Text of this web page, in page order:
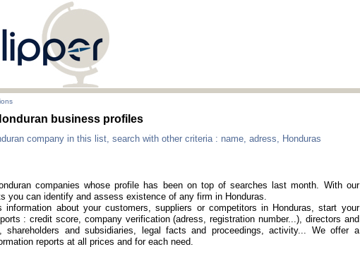
business profiles
company in this list, search with other criteria : name, adress, Honduras
companies whose profile has been on top of searches last month. With our
you can identify and assess existence of any firm in Honduras.
information about your customers, suppliers or competitors in Honduras, start your
: credit score, company verification (adress, registration number...), directors and
shareholders and subsidiaries, legal facts and proceedings, activity... We offer a
reports at all prices and for each need.